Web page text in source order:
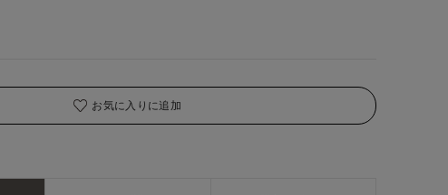
お気に入りに追加